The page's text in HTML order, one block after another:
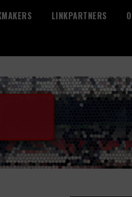
LINKPARTNERS